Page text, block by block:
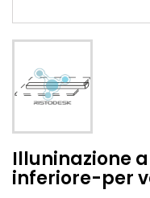
Illuninazione
inferiore-per